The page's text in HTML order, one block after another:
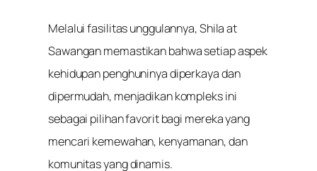
Melalui fasilitas unggulannya, Shila at
Sawangan memastikan bahwa setiap aspek
kehidupan penghuninya diperkaya dan
dipermudah, menjadikan kompleks ini
sebagai pilihan favorit bagi mereka yang
mencari kemewahan, kenyamanan, dan
komunitas yang dinamis.